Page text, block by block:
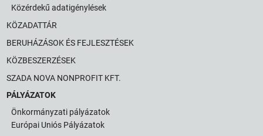
Közérdekű adatigénylések
KÖZADATTÁR
BERUHÁZÁSOK ÉS FEJLESZTÉSEK
KÖZBESZERZÉSEK
SZADA NOVA NONPROFIT KFT.
PÁLYÁZATOK
Önkormányzati pályázatok
Európai Uniós Pályázatok